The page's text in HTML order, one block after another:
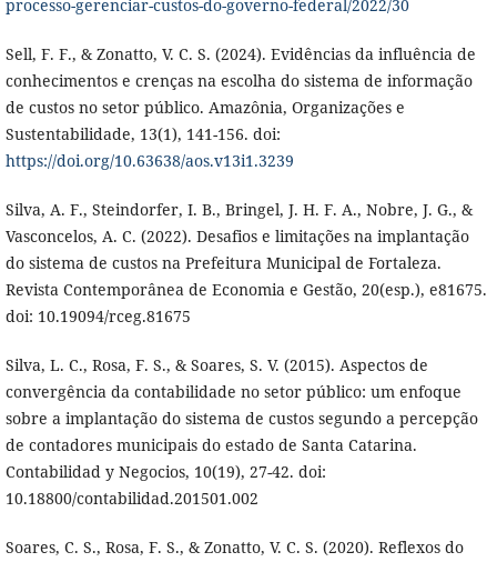
processo-gerenciar-custos-do-governo-federal/2022/30
Sell, F. F., & Zonatto, V. C. S. (2024). Evidências da influência de
conhecimentos e crenças na escolha do sistema de informação
de custos no setor público. Amazônia, Organizações e
Sustentabilidade, 13(1), 141-156. doi:
https://doi.org/10.63638/aos.v13i1.3239
Silva, A. F., Steindorfer, I. B., Bringel, J. H. F. A., Nobre, J. G., &
Vasconcelos, A. C. (2022). Desafios e limitações na implantação
do sistema de custos na Prefeitura Municipal de Fortaleza.
Revista Contemporânea de Economia e Gestão, 20(esp.), e81675.
doi: 10.19094/rceg.81675
Silva, L. C., Rosa, F. S., & Soares, S. V. (2015). Aspectos de
convergência da contabilidade no setor público: um enfoque
sobre a implantação do sistema de custos segundo a percepção
de contadores municipais do estado de Santa Catarina.
Contabilidad y Negocios, 10(19), 27-42. doi:
10.18800/contabilidad.201501.002
Soares, C. S., Rosa, F. S., & Zonatto, V. C. S. (2020). Reflexos do